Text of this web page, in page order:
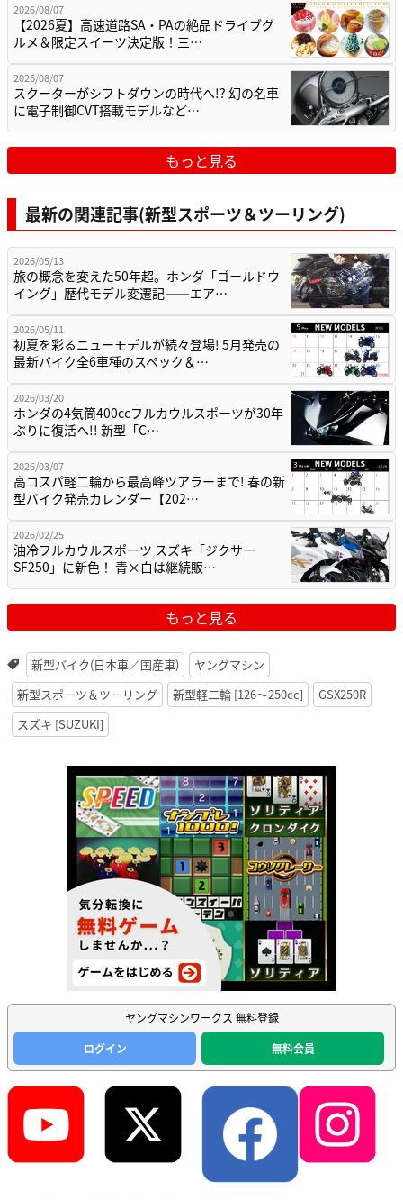
2026/08/07
【2026夏】高速道路SA・PAの絶品ドライブグ
ルメ＆限定スイーツ決定版！三…
2026/08/07
スクーターがシフトダウンの時代へ!? 幻の名車
に電子制御CVT搭載モデルなど…
もっと見る
最新の関連記事(新型スポーツ＆ツーリング)
2026/05/13
旅の概念を変えた50年超。ホンダ「ゴールドウ
イング」歴代モデル変遷記——エア…
2026/05/11
初夏を彩るニューモデルが続々登場! 5月発売の
最新バイク全6車種のスペック＆…
2026/03/20
ホンダの4気筒400ccフルカウルスポーツが30年
ぶりに復活へ!! 新型「C…
2026/03/07
高コスパ軽二輪から最高峰ツアラーまで! 春の新
型バイク発売カレンダー【202…
2026/02/25
油冷フルカウルスポーツ スズキ「ジクサー
SF250」に新色！ 青×白は継続販…
もっと見る
新型バイク(日本車／国産車)
ヤングマシン
新型スポーツ＆ツーリング
新型軽二輪 [126〜250cc]
GSX250R
スズキ [SUZUKI]
ヤングマシンワークス 無料登録
ログイン
無料会員